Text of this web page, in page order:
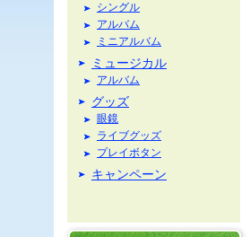
シングル
アルバム
ミニアルバム
ミュージカル
アルバム
グッズ
眼鏡
ライブグッズ
プレイボタン
キャンペーン